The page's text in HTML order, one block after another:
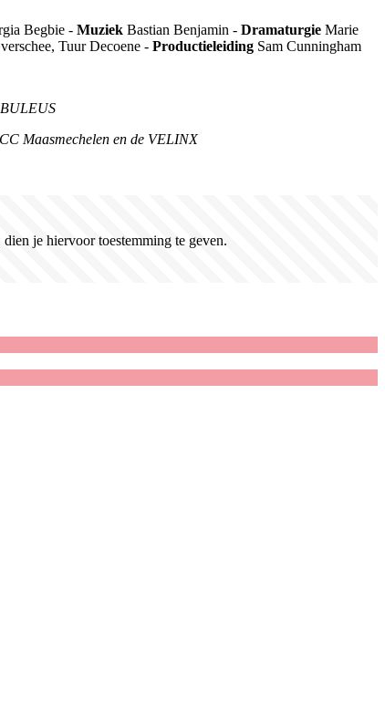
Begbie - Muziek Bastian Benjamin - Dramaturgie Marie
Tuur Decoene - Productieleiding Sam Cunningham
Maasmechelen en de VELINX
je hiervoor toestemming te geven.